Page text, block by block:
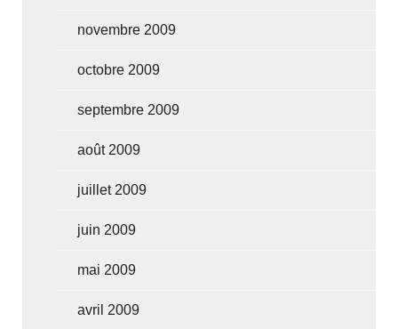
novembre 2009
octobre 2009
septembre 2009
août 2009
juillet 2009
juin 2009
mai 2009
avril 2009